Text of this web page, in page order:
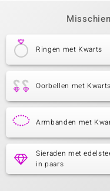
Ringen met Kwarts
Oorbellen met Kwarts
Armbanden met
Sieraden met
in paars